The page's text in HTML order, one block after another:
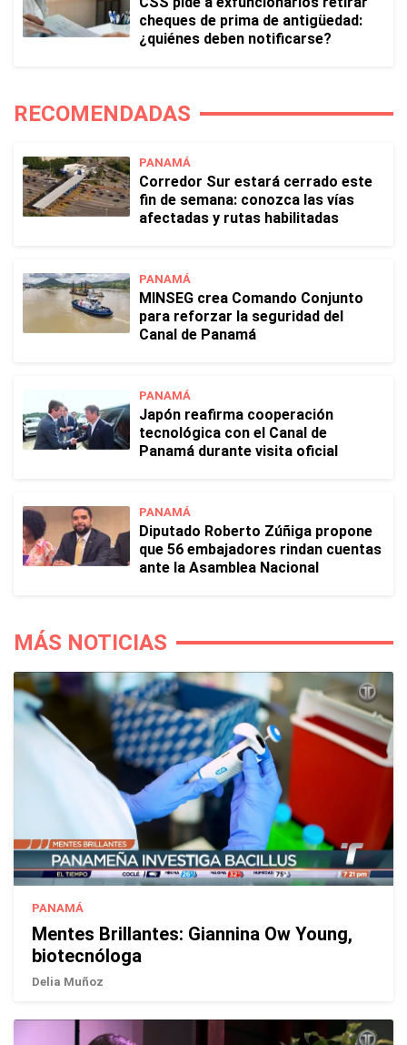
cheques de prima de antigüedad:
¿quiénes deben notificarse?
RECOMENDADAS
PANAMÁ
Corredor Sur estará cerrado este
fin de semana: conozca las vías
afectadas y rutas habilitadas
PANAMÁ
MINSEG crea Comando Conjunto
para reforzar la seguridad del
Canal de Panamá
PANAMÁ
Japón reafirma cooperación
tecnológica con el Canal de
Panamá durante visita oficial
PANAMÁ
Diputado Roberto Zúñiga propone
que 56 embajadores rindan cuentas
ante la Asamblea Nacional
MÁS NOTICIAS
PANAMÁ
Mentes Brillantes: Giannina Ow Young,
biotecnóloga
Delia Muñoz